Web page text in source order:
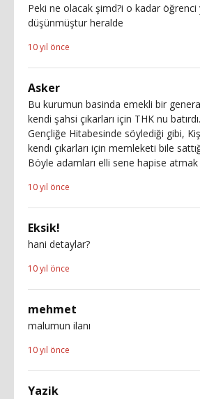
Peki ne olacak şimd?i o kadar öğrenci
düşünmüştur heralde
10 yıl önce
Asker
Bu kurumun basinda emekli bir
kendi şahsi çıkarları için THK nu
Gençliğe Hitabesinde söylediği gibi,
kendi çıkarları için memleketi bile
Böyle adamları elli sene hapise atmak
10 yıl önce
Eksik!
hani detaylar?
10 yıl önce
mehmet
malumun ilanı
10 yıl önce
Yazik